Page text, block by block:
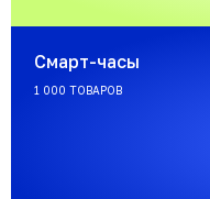
Смарт-часы
1 000 ТОВАРОВ